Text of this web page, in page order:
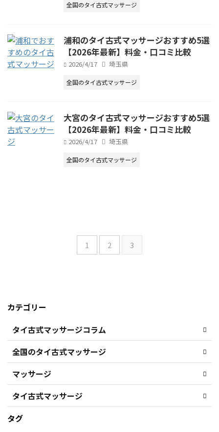
全国のタイ古式マッサージ
浦和のタイ古式マッサージおすすめ5選
【2026年最新】料金・口コミ比較
2026/4/17 埼玉県
全国のタイ古式マッサージ
大宮のタイ古式マッサージおすすめ5選
【2026年最新】料金・口コミ比較
2026/4/17 埼玉県
全国のタイ古式マッサージ
1 2 3
カテゴリー
タイ古式マッサージコラム
全国のタイ古式マッサージ
マッサージ
タイ古式マッサージ
タグ